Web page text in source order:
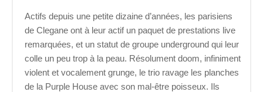
Actifs depuis une petite dizaine d’années, les parisiens
de Clegane ont à leur actif un paquet de prestations live
remarquées, et un statut de groupe underground qui leur
colle un peu trop à la peau. Résolument doom, infiniment
violent et vocalement grunge, le trio ravage les planches
de la Purple House avec son mal-être poisseux. Ils